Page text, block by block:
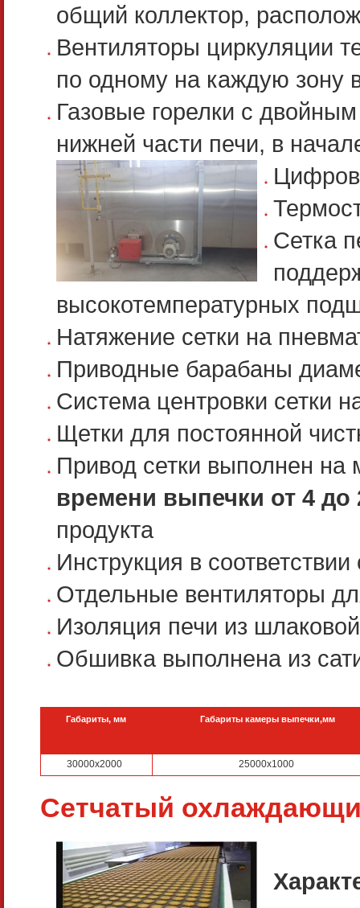
общий коллектор,
Вентиляторы циркуляции
по одному на каждую зону
Газовые горелки с
нижней части печи, в
Сетка
высокотемпературных
Натяжение сетки на
Приводные барабаны
Система центровки сетки
Щетки для постоянной
Привод сетки выполнен на
времени выпечки от 4 до
продукта
Инструкция в
Отдельные вентиляторы
Изоляция печи из
Обшивка выполнена из
Габариты, мм Габариты камеры выпечки,мм
30000х2000 25000х1000
Сетчатый